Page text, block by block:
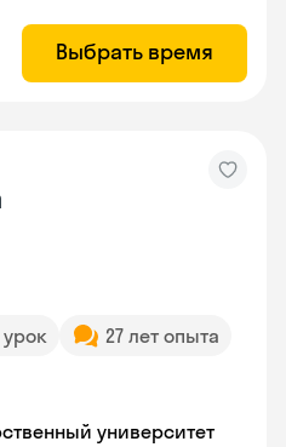
Выбрать время
урок
27 лет опыта
университет